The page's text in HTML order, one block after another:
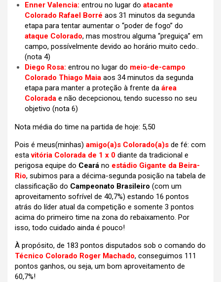
Enner Valencia: entrou no lugar do atacante
Colorado Rafael Borré aos 31 minutos da segunda
etapa para tentar aumentar o “poder de fogo” do
ataque Colorado, mas mostrou alguma “preguiça” em
campo, possívelmente devido ao horário muito cedo..
(nota 4)
Diego Rosa: entrou no lugar do meio-de-campo
Colorado Thiago Maia aos 34 minutos da segunda
etapa para manter a proteção à frente da área
Colorada e não decepcionou, tendo sucesso no seu
objetivo (nota 6)
Nota média do time na partida de hoje: 5,50
Pois é meus(minhas) amigo(a)s Colorado(a)s de fé: com
estavitória Colorada de 1 x 0 diante da tradicional e
perigosa equipe do Ceará no estádio Gigante da Beira-
Rio, subimos para a décima-segunda posição na tabela de
classificação do Campeonato Brasileiro (com um
aproveitamento sofrível de 40,7%) estando 16 pontos
atrás do líder atual da competição e somente 3 pontos
acima do primeiro time na zona do rebaixamento. Por
isso, todo cuidado ainda é pouco!
À propósito, de 183 pontos disputados sob o comando do
Técnico Colorado Roger Machado, conseguimos 111
pontos ganhos, ou seja, um bom aproveitamento de
60,7%!